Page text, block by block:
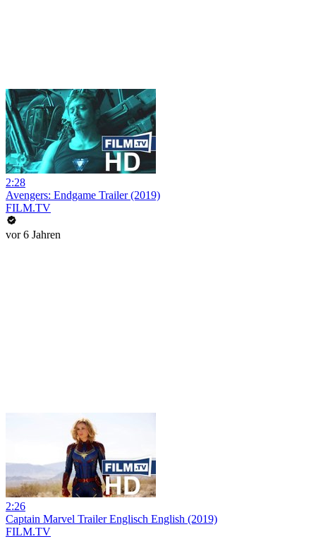
2:28
Avengers: Endgame Trailer (2019)
FILM.TV
vor 6 Jahren
2:26
Captain Marvel Trailer Englisch English (2019)
FILM.TV